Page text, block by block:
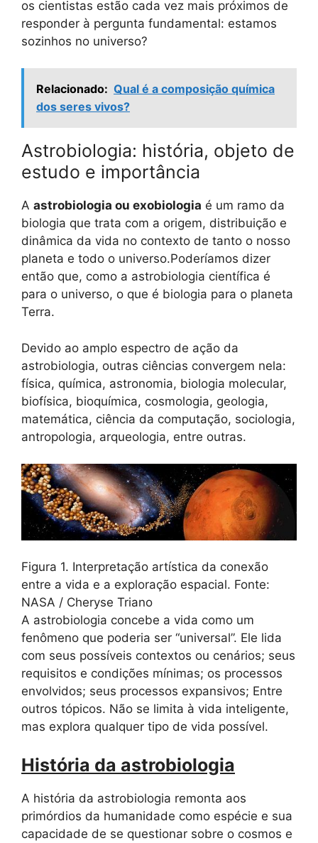
os cientistas estão cada vez mais próximos de
responder à pergunta fundamental: estamos
sozinhos no universo?
Relacionado: Qual é a composição química
dos seres vivos?
Astrobiologia: história, objeto de
estudo e importância
A astrobiologia ou exobiologia é um ramo da
biologia que trata com a origem, distribuição e
dinâmica da vida no contexto de tanto o nosso
planeta e todo o universo.Poderíamos dizer
então que, como a astrobiologia científica é
para o universo, o que é biologia para o planeta
Terra.
Devido ao amplo espectro de ação da
astrobiologia, outras ciências convergem nela:
física, química, astronomia, biologia molecular,
biofísica, bioquímica, cosmologia, geologia,
matemática, ciência da computação, sociologia,
antropologia, arqueologia, entre outras.
Figura 1. Interpretação artística da conexão
entre a vida e a exploração espacial. Fonte:
NASA / Cheryse Triano
A astrobiologia concebe a vida como um
fenômeno que poderia ser “universal”. Ele lida
com seus possíveis contextos ou cenários; seus
requisitos e condições mínimas; os processos
envolvidos; seus processos expansivos; Entre
outros tópicos. Não se limita à vida inteligente,
mas explora qualquer tipo de vida possível.
História da astrobiologia
A história da astrobiologia remonta aos
primórdios da humanidade como espécie e sua
capacidade de se questionar sobre o cosmos e